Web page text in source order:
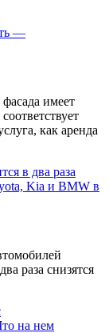
—
имеет
как аренда
Kia и BMW в
раза снизятся
на нем